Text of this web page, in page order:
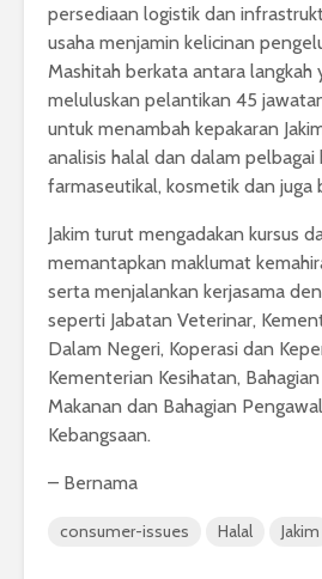
persediaan logistik dan
usaha menjamin kelicinan
Mashitah berkata antara langkah
meluluskan pelantikan 45
untuk menambah kepakaran
analisis halal dan dalam
farmaseutikal, kosmetik dan juga
Jakim turut mengadakan kursus
memantapkan maklumat
serta menjalankan kerjasama
seperti Jabatan Veterinar,
Dalam Negeri, Koperasi dan
Kementerian Kesihatan,
Makanan dan Bahagian
Kebangsaan.
– Bernama
consumer-issues Halal Jakim